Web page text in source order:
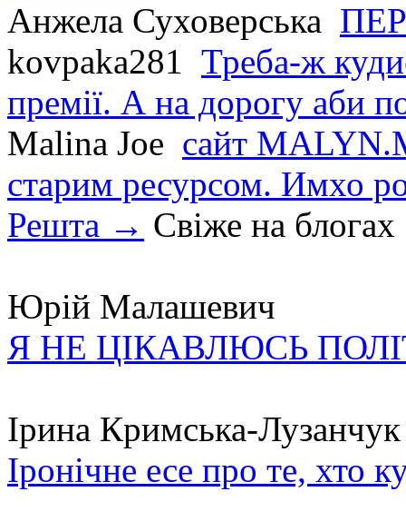
Анжела Суховерська
kovpaka281 Треба-ж
премії. А на дорогу аби
Malina Joe сайт
старим ресурсом. Имхо
Решта → Свіже на блогах
Юрій Малашевич
Я НЕ ЦІКАВЛЮСЬ
Ірина Кримська-Лузанчук
Іронічне есе про те, хто